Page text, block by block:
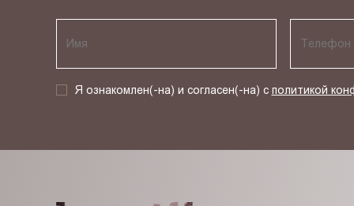
Я ознакомлен(-на) и согласен(-на) с политикой